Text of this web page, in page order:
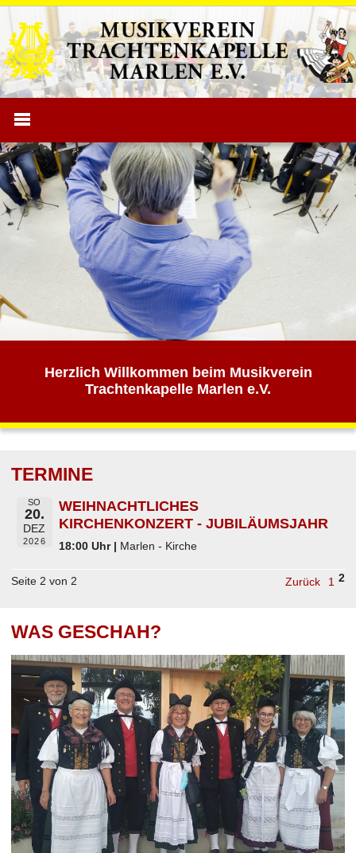
Herzlich Willkommen beim Musikverein
Trachtenkapelle Marlen e.V.
TERMINE
SO
20.
DEZ
2026
WEIHNACHTLICHES
KIRCHENKONZERT - JUBILÄUMSJAHR
18:00 Uhr | Marlen - Kirche
Seite 2 von 2 Zurück 1 2
WAS GESCHAH?